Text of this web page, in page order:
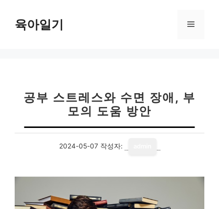
육아일기 메
공부 스트레스와 수면 장애, 부
모의 도움 방안
2024-05-07 작성자: